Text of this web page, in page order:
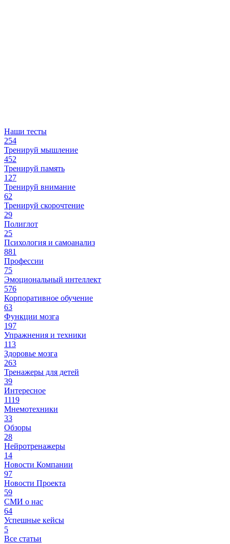
Наши тесты
254
Тренируй мышление
452
Тренируй память
127
Тренируй внимание
62
Тренируй скорочтение
29
Полиглот
25
Психология и самоанализ
881
Профессии
75
Эмоциональный интеллект
576
Корпоративное обучение
63
Функции мозга
197
Упражнения и техники
113
Здоровье мозга
263
Тренажеры для детей
39
Интересное
1119
Мнемотехники
33
Обзоры
28
Нейротренажеры
14
Новости Компании
97
Новости Проекта
59
СМИ о нас
64
Успешные кейсы
5
Все статьи